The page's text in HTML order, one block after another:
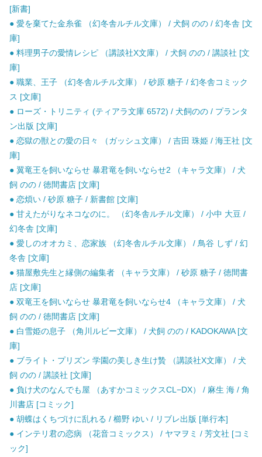
[新書]
● 愛を棄てた金糸雀 （幻冬舎ルチル文庫） / 犬飼 のの / 幻冬舎 [文
庫]
● 料理男子の愛情レシピ （講談社X文庫） / 犬飼 のの / 講談社 [文
庫]
● 職業、王子 （幻冬舎ルチル文庫） / 砂原 糖子 / 幻冬舎コミック
ス [文庫]
● ローズ・トリニティ (ティアラ文庫 6572) / 犬飼のの / プランタ
ン出版 [文庫]
● 恋獄の獣との愛の日々 （ガッシュ文庫） / 吉田 珠姫 / 海王社 [文
庫]
● 翼竜王を飼いならせ 暴君竜を飼いならせ2 （キャラ文庫） / 犬
飼 のの / 徳間書店 [文庫]
● 恋煩い / 砂原 糖子 / 新書館 [文庫]
● 甘えたがりなネコなのに。 （幻冬舎ルチル文庫） / 小中 大豆 /
幻冬舎 [文庫]
● 愛しのオオカミ、恋家族 （幻冬舎ルチル文庫） / 鳥谷 しず / 幻
冬舎 [文庫]
● 猫屋敷先生と縁側の編集者 （キャラ文庫） / 砂原 糖子 / 徳間書
店 [文庫]
● 双竜王を飼いならせ 暴君竜を飼いならせ4 （キャラ文庫） / 犬
飼 のの / 徳間書店 [文庫]
● 白雪姫の息子 （角川ルビー文庫） / 犬飼 のの / KADOKAWA [文
庫]
● ブライト・プリズン 学園の美しき生け贄 （講談社X文庫） / 犬
飼 のの / 講談社 [文庫]
● 負け犬のなんでも屋 （あすかコミックスCL−DX） / 麻生 海 / 角
川書店 [コミック]
● 胡蝶はくちづけに乱れる / 櫛野 ゆい / リブレ出版 [単行本]
● インテリ君の恋病 （花音コミックス） / ヤマヲミ / 芳文社 [コミ
ック]